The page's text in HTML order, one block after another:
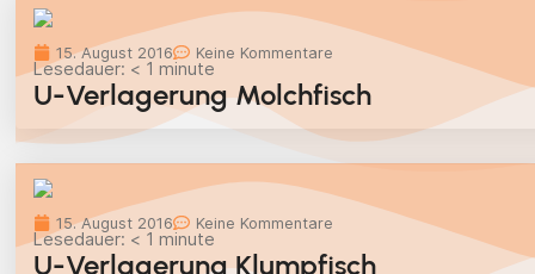
15. August 2016 Keine Kommentare
Lesedauer: < 1 minute
U-Verlagerung Molchfisch
15. August 2016 Keine Kommentare
Lesedauer: < 1 minute
U-Verlagerung Klumpfisch